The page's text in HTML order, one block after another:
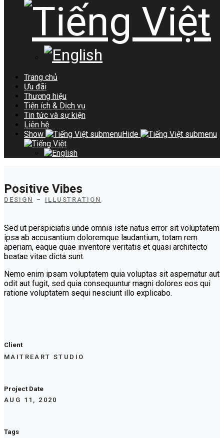
Trang chủ
Ưu đãi
Thương hiệu
Tiện ích & Dịch vụ
Tin tức và sự kiện
Liên hệ
Show
submenuHide submenu
Positive Vibes
DESIGN ILLUSTRATION
Sed ut perspiciatis unde omnis iste natus error sit voluptatem
ipsa ab accusantium doloremque laudantium, totam rem
aperiam, eaque quae inventore veritatis et quasi architecto
beatae vitae dicta sunt.
Nemo enim ipsam voluptatem quia voluptas sit aspernatur aut
odit aut fugit, sed quia consequuntur magni dolores eos qui
ratione voluptatem sequi nesciunt illo explicabo.
Client
MAITREART STUDIO
Project Date
AUG 11, 2020
Tags